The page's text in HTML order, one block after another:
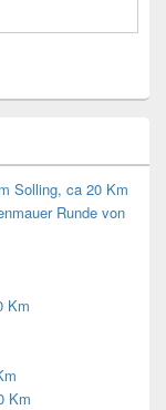
Solling, ca 20 Km
Runde von
Km
Km